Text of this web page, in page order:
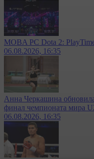
MOBA PC Dota 2:
06.08.2026, 16:35
Анна Черкашина
финал чемпионата мира
06.08.2026, 16:35